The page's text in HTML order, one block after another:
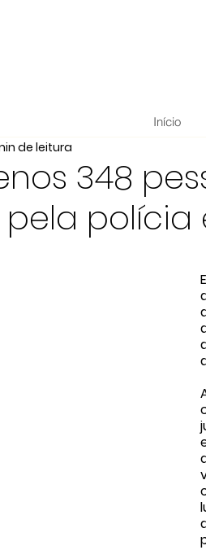
Início
348
polícia
de leitura